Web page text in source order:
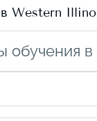
Western
обучения